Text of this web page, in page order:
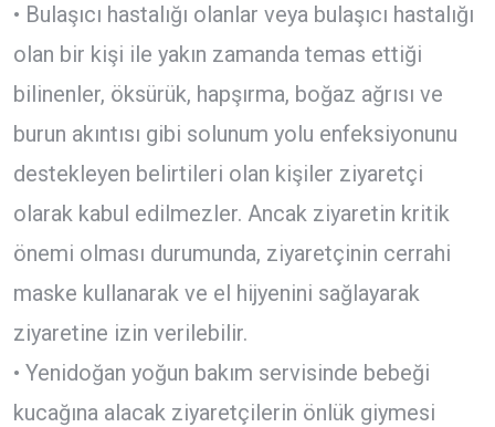
• Bulaşıcı hastalığı olanlar veya bulaşıcı hastalığı
olan bir kişi ile yakın zamanda temas ettiği
bilinenler, öksürük, hapşırma, boğaz ağrısı ve
burun akıntısı gibi solunum yolu enfeksiyonunu
destekleyen belirtileri olan kişiler ziyaretçi
olarak kabul edilmezler. Ancak ziyaretin kritik
önemi olması durumunda, ziyaretçinin cerrahi
maske kullanarak ve el hijyenini sağlayarak
ziyaretine izin verilebilir.
• Yenidoğan yoğun bakım servisinde bebeği
kucağına alacak ziyaretçilerin önlük giymesi